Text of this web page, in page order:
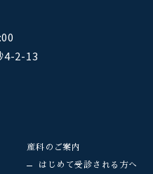
4-2-13
産科のご案内
はじめて受診される方へ